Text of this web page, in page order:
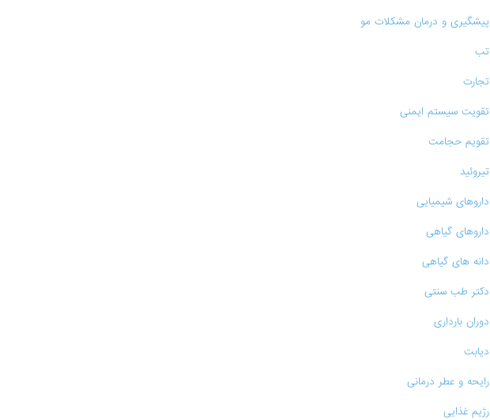
پیشگیری و درمان مشکلات مو
تب
تجارت
تقویت سیستم ایمنی
تقویم حجامت
تیروئید
داروهای شیمیایی
داروهای گیاهی
دانه های گیاهی
دکتر طب سنتی
دوران بارداری
دیابت
رایحه و عطر درمانی
رژیم غذایی